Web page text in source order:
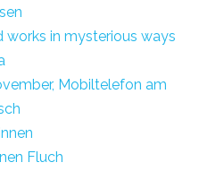
works in mysterious ways
Mobiltelefon am
Fluch